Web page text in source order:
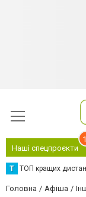
Наші спецпроєкти
Т ТОП кращих
Головна Афіша